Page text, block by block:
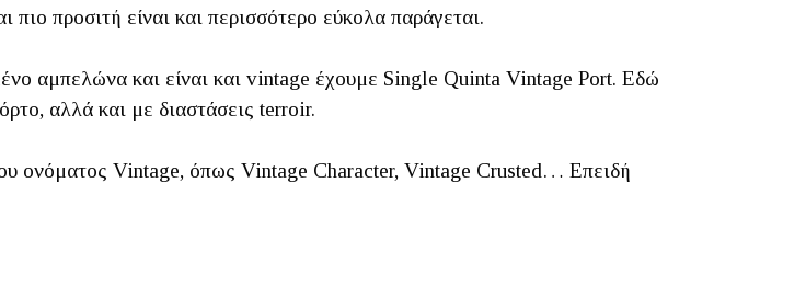
προσιτή είναι και περισσότερο εύκολα παράγεται.
αμπελώνα και είναι και vintage έχουμε Single Quinta Vintage Port. Εδώ
αλλά και με διαστάσεις terroir.
ονόματος Vintage, όπως Vintage Character, Vintage Crusted… Επειδή